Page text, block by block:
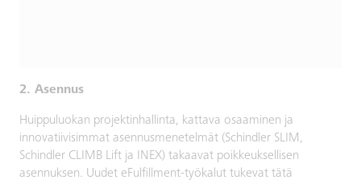
2. Asennus
Huippuluokan projektinhallinta, kattava osaaminen ja
innovatiivisimmat asennusmenetelmät (Schindler SLIM,
Schindler CLIMB Lift ja INEX) takaavat poikkeuksellisen
asennuksen. Uudet eFulfillment-työkalut tukevat tätä